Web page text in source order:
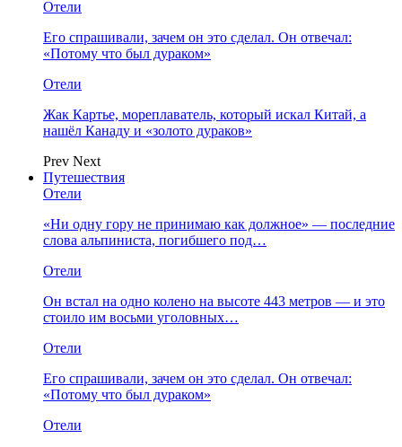
Отели
Его спрашивали, зачем он это сделал. Он отвечал:
«Потому что был дураком»
Отели
Жак Картье, мореплаватель, который искал Китай, а
нашёл Канаду и «золото дураков»
Prev Next
Путешествия
Отели
«Ни одну гору не принимаю как должное» — последние
слова альпиниста, погибшего под…
Отели
Он встал на одно колено на высоте 443 метров — и это
стоило им восьми уголовных…
Отели
Его спрашивали, зачем он это сделал. Он отвечал:
«Потому что был дураком»
Отели